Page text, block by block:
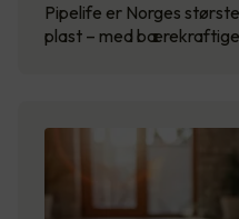
Pipelife er Norges
plast – med